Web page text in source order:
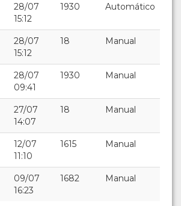
28/07
15:12
1930 Automático
28/07
15:12
18 Manual
28/07
09:41
1930 Manual
27/07
14:07
18 Manual
12/07
11:10
1615 Manual
09/07
16:23
1682 Manual